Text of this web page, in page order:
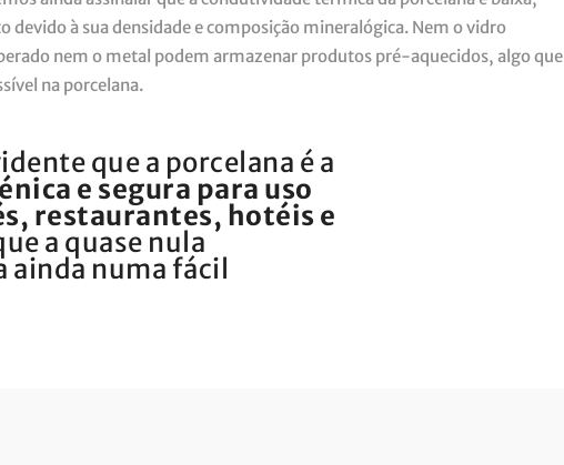
devido à sua densidade e composição mineralógica. Nem o vidro
nem o metal podem armazenar produtos pré-aquecidos, algo que
na porcelana.
que a porcelana é a
e segura para uso
restaurantes, hotéis e
a quase nula
ainda numa fácil